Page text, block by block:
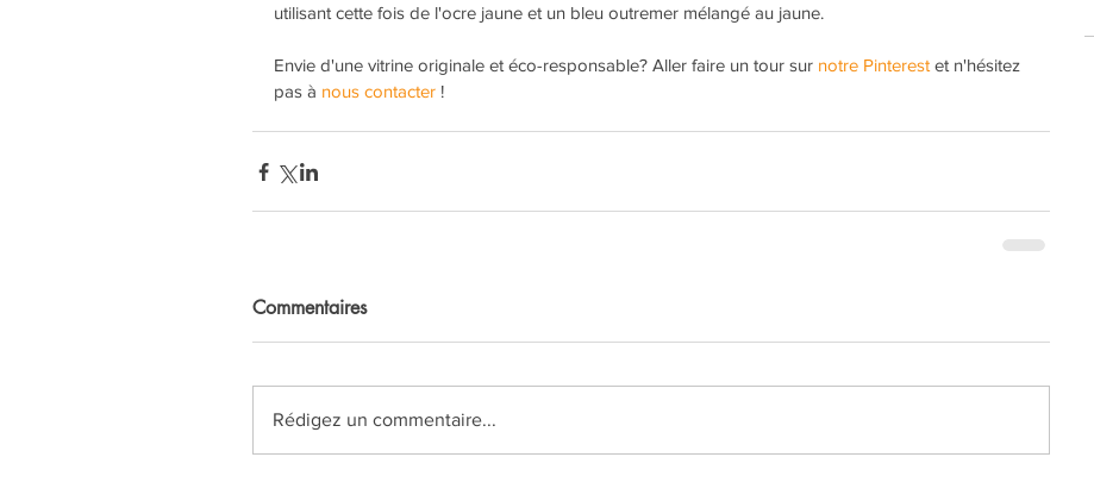
utilisant cette fois de l'ocre jaune et un bleu outremer mélangé au jaune.
Envie d'une vitrine originale et éco-responsable? Aller faire un tour sur notre Pinterest et n'hésitez
pas à nous contacter !
Commentaires
Rédigez un commentaire...